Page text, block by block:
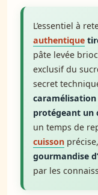
L’essentiel à
authentique
pâte levée
exclusif du
secret
protégeant un
un temps de
cuisson
gourmandise
par les